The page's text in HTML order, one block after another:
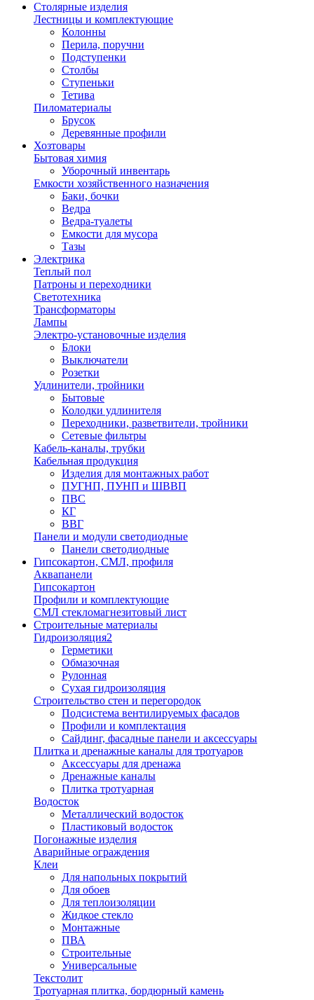
Столярные изделия
Лестницы и комплектующие
Колонны
Перила, поручни
Подступенки
Столбы
Ступеньки
Тетива
Пиломатериалы
Брусок
Деревянные профили
Хозтовары
Бытовая химия
Уборочный инвентарь
Емкости хозяйственного назначения
Баки, бочки
Ведра
Ведра-туалеты
Емкости для мусора
Тазы
Электрика
Теплый пол
Патроны и переходники
Светотехника
Трансформаторы
Лампы
Электро-установочные изделия
Блоки
Выключатели
Розетки
Удлинители, тройники
Бытовые
Колодки удлинителя
Переходники, разветвители, тройники
Сетевые фильтры
Кабель-каналы, трубки
Кабельная продукция
Изделия для монтажных работ
ПУГНП, ПУНП и ШВВП
ПВС
КГ
ВВГ
Панели и модули светодиодные
Панели светодиодные
Гипсокартон, СМЛ, профиля
Аквапанели
Гипсокартон
Профили и комплектующие
СМЛ стекломагнезитовый лист
Строительные материалы
Гидроизоляция2
Герметики
Обмазочная
Рулонная
Сухая гидроизоляция
Строительство стен и перегородок
Подсистема вентилируемых фасадов
Профили и комплектация
Сайдинг, фасадные панели и аксессуары
Плитка и дренажные каналы для тротуаров
Аксессуары для дренажа
Дренажные каналы
Плитка тротуарная
Водосток
Металлический водосток
Пластиковый водосток
Погонажные изделия
Аварийные ограждения
Клеи
Для напольных покрытий
Для обоев
Для теплоизоляции
Жидкое стекло
Монтажные
ПВА
Строительные
Универсальные
Текстолит
Тротуарная плитка, бордюрный камень